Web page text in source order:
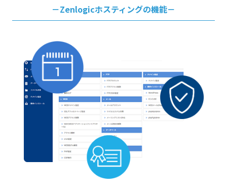
－Zenlogicホスティングの機能－